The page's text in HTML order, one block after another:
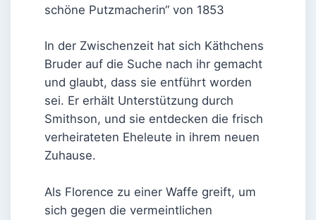
schöne Putzmacherin“ von 1853
In der Zwischenzeit hat sich Käthchens
Bruder auf die Suche nach ihr gemacht
und glaubt, dass sie entführt worden
sei. Er erhält Unterstützung durch
Smithson, und sie entdecken die frisch
verheirateten Eheleute in ihrem neuen
Zuhause.
Als Florence zu einer Waffe greift, um
sich gegen die vermeintlichen